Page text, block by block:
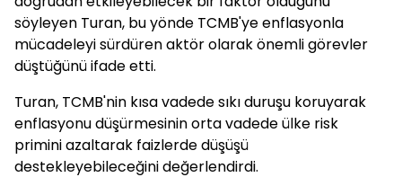
söyleyen Turan, bu yönde TCMB'ye enflasyonla
mücadeleyi sürdüren aktör olarak önemli görevler
düştüğünü ifade etti.
Turan, TCMB'nin kısa vadede sıkı duruşu koruyarak
enflasyonu düşürmesinin orta vadede ülke risk
primini azaltarak faizlerde düşüşü
destekleyebileceğini değerlendirdi.